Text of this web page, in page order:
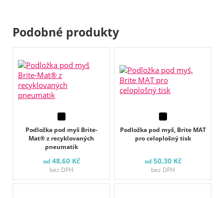
Podobné produkty
Podložka pod myš Brite-
Mat® z recyklovaných
pneumatik
od 48,60 Kč
bez DPH
Podložka pod myš, Brite MAT
pro celoplošný tisk
od 50,30 Kč
bez DPH